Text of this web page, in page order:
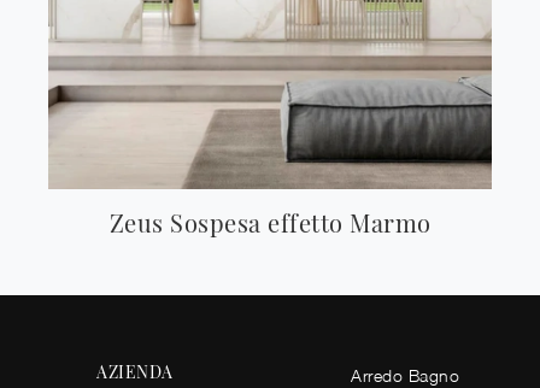
Zeus Sospesa effetto Marmo
AZIENDA Arredo Bagno